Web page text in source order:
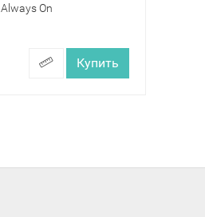
Always On
Купить